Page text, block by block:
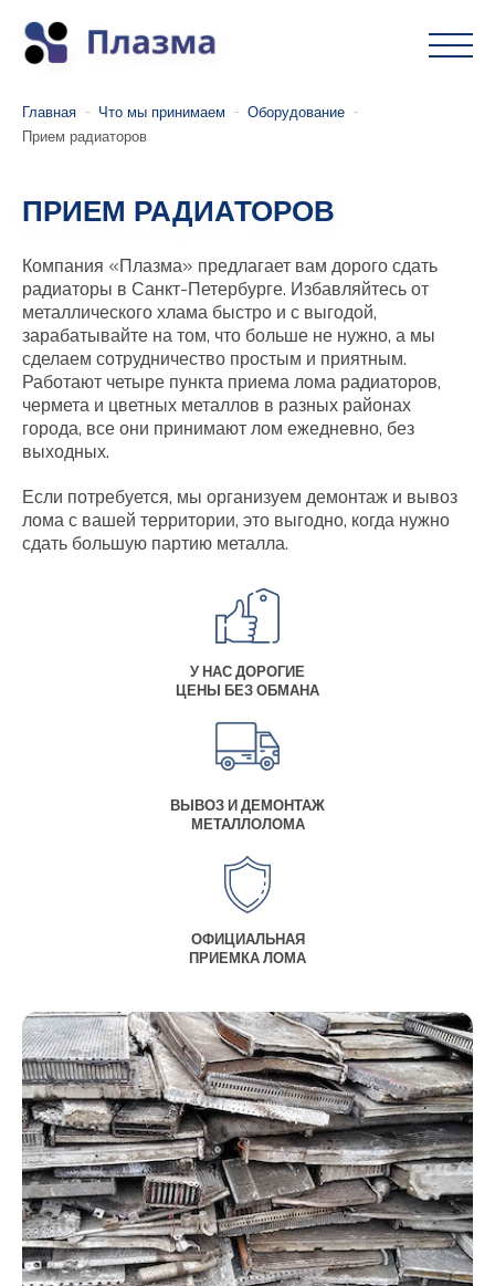
Главная Что мы принимаем
Оборудование
Прием радиаторов
ПРИЕМ РАДИАТОРОВ
Компания «Плазма» предлагает вам дорого сдать
радиаторы в Санкт-Петербурге. Избавляйтесь от
металлического хлама быстро и с выгодой,
зарабатывайте на том, что больше не нужно, а мы
сделаем сотрудничество простым и приятным.
Работают четыре пункта приема лома радиаторов,
чермета и цветных металлов в разных районах
города, все они принимают лом ежедневно, без
выходных.
Если потребуется, мы организуем демонтаж и вывоз
лома с вашей территории, это выгодно, когда нужно
сдать большую партию металла.
У НАС ДОРОГИЕ
ЦЕНЫ БЕЗ ОБМАНА
ВЫВОЗ И ДЕМОНТАЖ
МЕТАЛЛОЛОМА
ОФИЦИАЛЬНАЯ
ПРИЕМКА ЛОМА